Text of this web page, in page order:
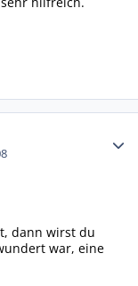
dann wirst du
war, eine